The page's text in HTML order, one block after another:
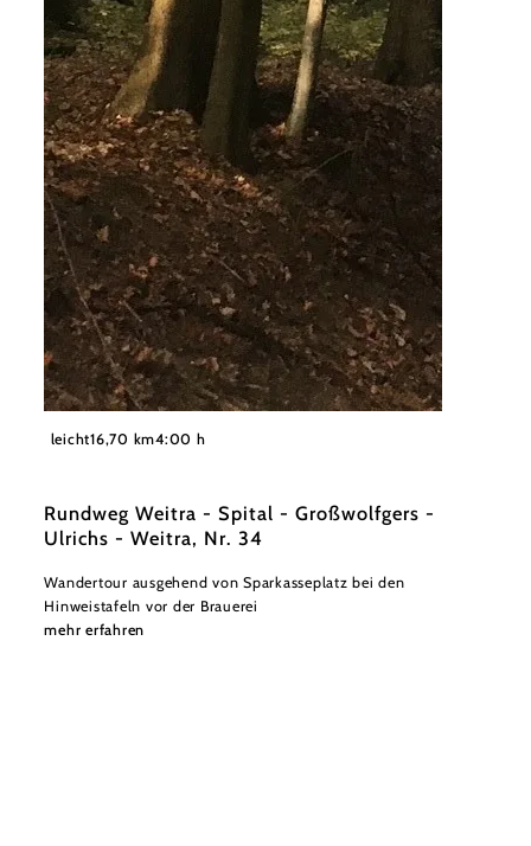
Stadtgemeinde Weitra
leicht16,70 km4:00 h
Rundweg Weitra - Spital - Großwolfgers -
Ulrichs - Weitra, Nr. 34
Wandertour ausgehend von Sparkasseplatz bei den
Hinweistafeln vor der Brauerei
mehr erfahren